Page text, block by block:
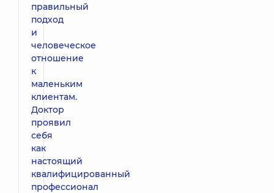
правильный
подход
и
человеческое
отношение
к
маленьким
клиентам.
Доктор
проявил
себя
как
настоящий
квалифицированный
профессионал